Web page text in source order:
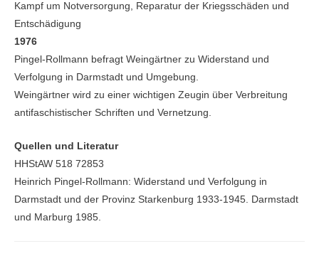
Kampf um Notversorgung, Reparatur der Kriegsschäden und
Entschädigung
1976
Pingel-Rollmann befragt Weingärtner zu Widerstand und
Verfolgung in Darmstadt und Umgebung.
Weingärtner wird zu einer wichtigen Zeugin über Verbreitung
antifaschistischer Schriften und Vernetzung.
Quellen und Literatur
HHStAW 518 72853
Heinrich Pingel-Rollmann: Widerstand und Verfolgung in
Darmstadt und der Provinz Starkenburg 1933-1945. Darmstadt
und Marburg 1985.